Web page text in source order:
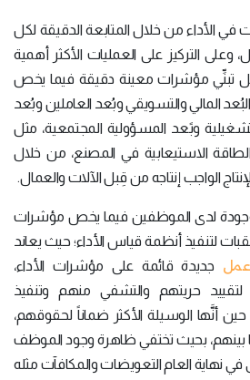
الأداء من خلال المتابعة الدقيقة لكل
التركيز على العمليات الأكثر أهمية
تبنِّي مؤشرات معينة دقيقة فيما يخص
المالي والتسويقي وبُعد العاملين وبُعد
وبًعد المسؤولية المجتمعية، مثل
الاستيعابية في المصنع، من خلال
الواجب إنتاجه من قِبل الآلات والعمال.
لدى الموظفين فيما يخص مؤشرات
لتنفيذ أنظمة قياس الأداء؛ حيث يعاند
جديدة قائمة على مؤشرات الأداء،
لتقييد حريتهم والتشفي منهم وتنفيذ
أنَّها الوسيلة الأكثر ضماناً لحقوقهم،
بينهم، بحيث تختفي ظاهرة وجود الموظف
في نهاية العام التعويضات والمكافآت مثله